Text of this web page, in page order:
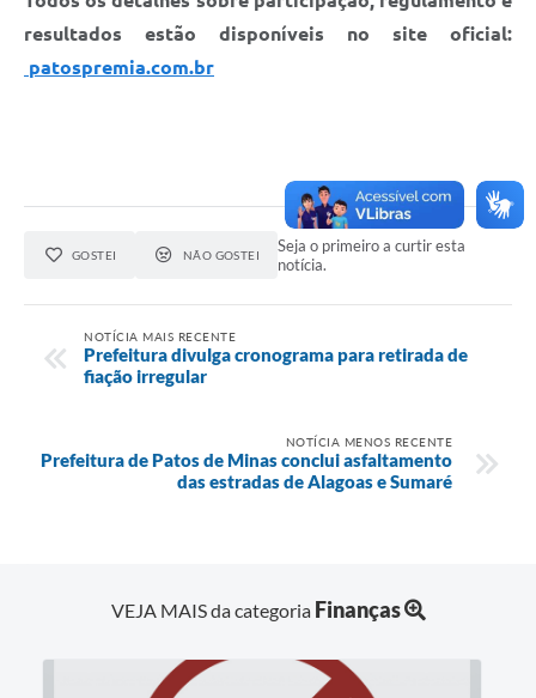
resultados estão disponíveis no site oficial:
patospremia.com.br
GOSTEI NÃO GOSTEI
Seja o primeiro a curtir esta
notícia.
NOTÍCIA MAIS RECENTE
Prefeitura divulga cronograma para retirada de
fiação irregular
NOTÍCIA MENOS RECENTE
Prefeitura de Patos de Minas conclui asfaltamento
das estradas de Alagoas e Sumaré
VEJA MAIS da categoria Finanças